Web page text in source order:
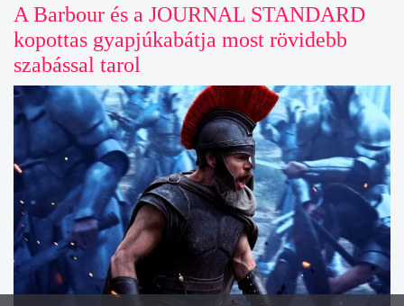
A Barbour és a JOURNAL STANDARD
kopottas gyapjúkabátja most rövidebb
szabással tarol